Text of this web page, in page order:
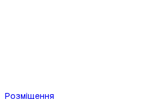
Розміщення